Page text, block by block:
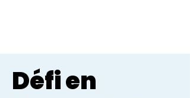
Défi en